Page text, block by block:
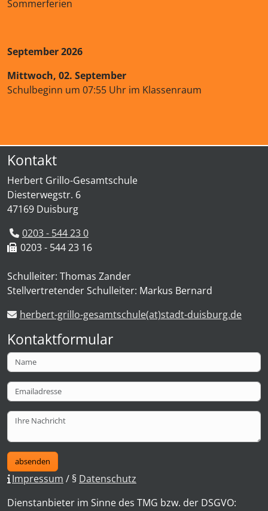
Sommerferien
September 2026
Mittwoch, 02. September
Schulbeginn um 07:55 Uhr im Klassenraum
Kontakt
Herbert Grillo-Gesamtschule
Diesterwegstr. 6
47169 Duisburg
0203 - 544 23 0
0203 - 544 23 16
Schulleiter: Thomas Zander
Stellvertretender Schulleiter: Markus Bernard
herbert-grillo-gesamtschule(at)stadt-duisburg.de
Kontaktformular
absenden
Impressum / § Datenschutz
Dienstanbieter im Sinne des TMG bzw. der DSGVO: